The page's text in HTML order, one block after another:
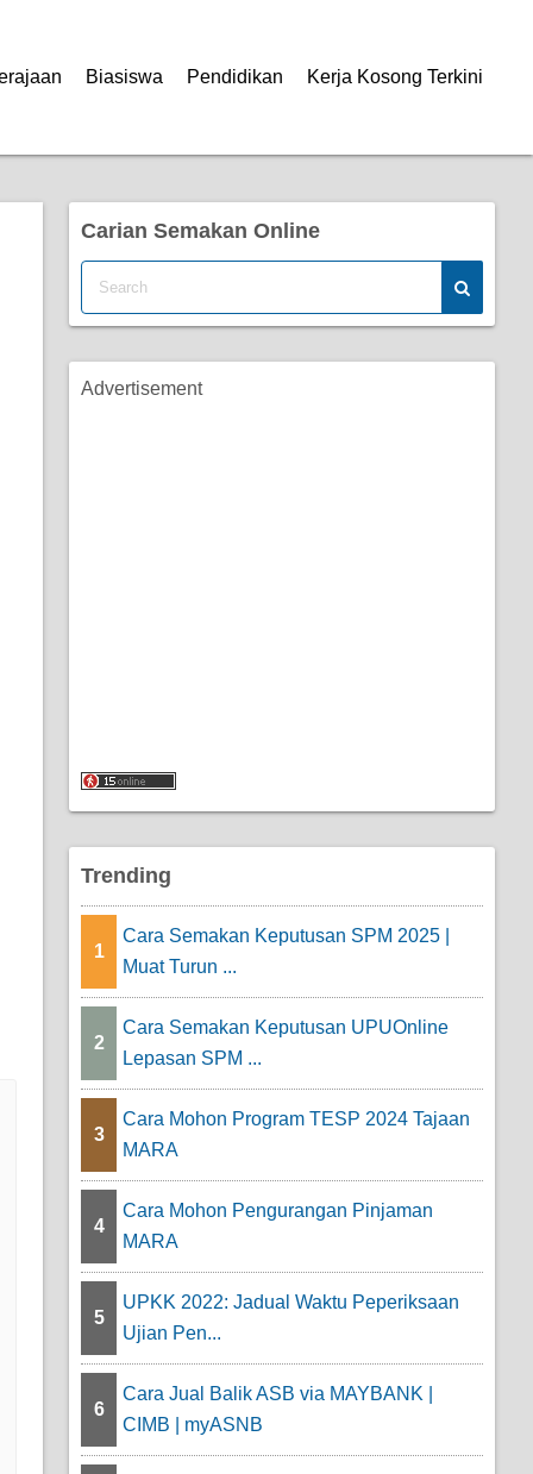
Biasiswa Pendidikan Kerja Kosong Terkini
Carian Semakan Online
Advertisement
Trending
1
Cara Semakan Keputusan SPM 2025 |
Muat Turun ...
2
Cara Semakan Keputusan UPUOnline
Lepasan SPM ...
3
Cara Mohon Program TESP 2024 Tajaan
MARA
4
Cara Mohon Pengurangan Pinjaman
MARA
5
UPKK 2022: Jadual Waktu Peperiksaan
Ujian Pen...
6
Cara Jual Balik ASB via MAYBANK |
CIMB | myASNB